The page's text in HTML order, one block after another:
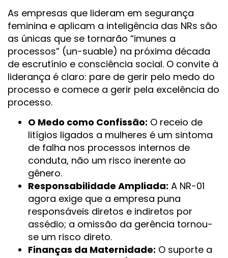
As empresas que lideram em segurança
feminina e aplicam a inteligência das NRs são
as únicas que se tornarão “imunes a
processos” (un-suable) na próxima década
de escrutínio e consciência social. O convite à
liderança é claro: pare de gerir pelo medo do
processo e comece a gerir pela excelência do
processo.
O Medo como Confissão: O receio de
litígios ligados a mulheres é um sintoma
de falha nos processos internos de
conduta, não um risco inerente ao
gênero.
Responsabilidade Ampliada: A NR-01
agora exige que a empresa puna
responsáveis diretos e indiretos por
assédio; a omissão da gerência tornou-
se um risco direto.
Finanças da Maternidade: O suporte a